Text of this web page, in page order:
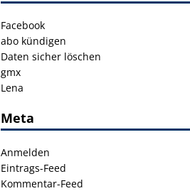
Facebook
abo kündigen
Daten sicher löschen
gmx
Lena
Meta
Anmelden
Eintrags-Feed
Kommentar-Feed